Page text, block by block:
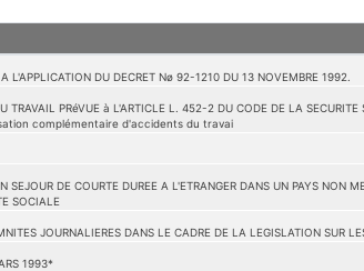
L'APPLICATION DU DECRET Nø 92-1210 DU 13 NOVEMBRE 1992.
TRAVAIL PRéVUE à L'ARTICLE L. 452-2 DU CODE DE LA
complémentaire d'accidents du travai
SEJOUR DE COURTE DUREE A L'ETRANGER DANS UN PAYS NON
SOCIALE
JOURNALIERES DANS LE CADRE DE LA LEGISLATION SUR
1993*